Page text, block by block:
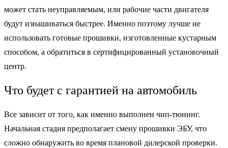
может стать неуправляемым, или рабочие части двигателя
будут изнашиваться быстрее. Именно поэтому лучше не
использовать готовые прошивки, изготовленные кустарным
способом, а обратиться в сертифицированный установочный
центр.
Что будет с гарантией на автомобиль
Все зависит от того, как именно выполнен чип-тюнинг.
Начальная стадия предполагает смену прошивки ЭБУ, что
сложно обнаружить во время плановой дилерской проверки.